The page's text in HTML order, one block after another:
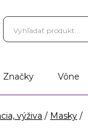
Značky Vône
výživa Masky